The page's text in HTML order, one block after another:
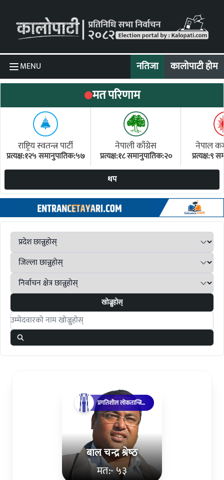
MENU नतिजा कालोपाटी होम
मत परिणाम
राष्ट्रिय स्वतन्त्र पार्टी
प्रत्यक्ष:१२५ समानुपातिक:५७
नेपाली काँग्रेस
प्रत्यक्ष:१८ समानुपातिक:२०
नेपाल
प्रत्यक्ष:९
थप
खोज्नुहोस्
Search candidates
बाल चन्द्र श्रेष्‍ठ
मत:- ५३
प्रगतिशील लोकतान्त्रिक
पार्टी